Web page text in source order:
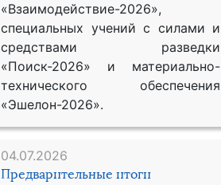
«Взаимодействие-2026»,
специальных учений с силами и
средствами разведки
«Поиск-2026» и материально-
технического обеспечения
«Эшелон-2026».
04.07.2026
Предварительные итоги